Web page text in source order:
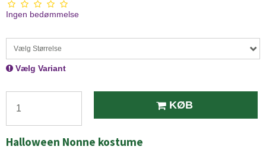
Ingen bedømmelse
Vælg Størrelse
Vælg Variant
KØB
Halloween Nonne kostume